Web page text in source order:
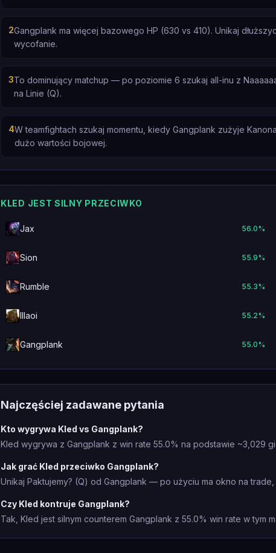
2Gangplank ma więcej bazowego HP (630 vs 410). Unikaj
wycofanie.
3To dominujący matchup — po poziomie 6 szukaj all-inu z
na Linie (Q).
4W teamfightach szukaj momentu, kiedy Gangplank zużyje
dużo wartości bojowej.
KLED JEST SILNY PRZECIWKO
Jax 56.0%
Sion 55.9%
Rumble 55.3%
Illaoi 55.2%
Gangplank 55.0%
Najczęściej zadawane pytania
Kto wygrywa Kled vs Gangplank?
Kled wygrywa z Gangplank z win rate 55.0% na podstawie ~3,029
Jak grać Kled przeciwko Gangplank?
Unikaj Paktujemy? (Q) od Gangplank — po użyciu ma okno na
Czy Kled kontruje Gangplank?
Tak, Kled jest silnym counterem Gangplank z 55.0% win rate w tym